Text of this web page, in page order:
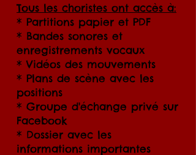
Tous les choristes ont accès à:
* Partitions papier et PDF
* Bandes sonores et
enregistrements vocaux
* Vidéos des mouvements
* Plans de scène avec les
positions
* Groupe d'échange privé sur
Facebook
* Dossier avec les
informations importantes